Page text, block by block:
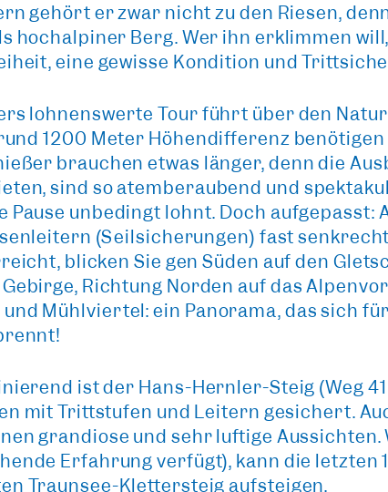
gehört er zwar nicht zu den Riesen,
hochalpiner Berg. Wer ihn erklimmen
eine gewisse Kondition und
lohnenswerte Tour führt über den
1200 Meter Höhendifferenz benötigen
brauchen etwas länger, denn die
sind so atemberaubend und
Pause unbedingt lohnt. Doch aufgepasst:
(Seilsicherungen) fast
blicken Sie gen Süden auf den
Gebirge, Richtung Norden auf das
und Mühlviertel:ein Panorama, das sich
ist der Hans-Hernler-Steig (Weg
mit Trittstufen und Leitern gesichert.
grandiose und sehr luftige Aussichten.
Erfahrung verfügt), kann die letzten
Traunsee-Klettersteig aufsteigen.